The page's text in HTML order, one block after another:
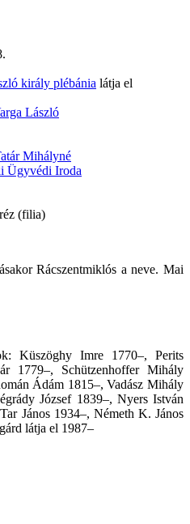
király plébánia látja el
László
Mihályné
Ügyvédi Iroda
(filia)
Rácszentmiklós a neve. Mai
Küszöghy Imre 1770–, Perits
1779–, Schützenhoffer Mihály
Ádám 1815–, Vadász Mihály
József 1839–, Nyers István
János 1934–, Németh K. János
látja el 1987–